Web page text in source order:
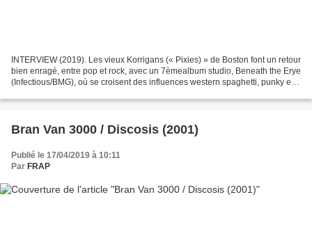
INTERVIEW (2019). Les vieux Korrigans (« Pixies) » de Boston font un retour
bien enragé, entre pop et rock, avec un 7èmealbum studio, Beneath the Erye
(Infectious/BMG), où se croisent des influences western spaghetti, punky et
Bran Van 3000 / Discosis (2001)
Publié le 17/04/2019 à 10:11
Par FRAP